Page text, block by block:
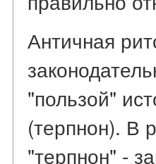
Античная
"пользой"
(терпнон). В
"терпнон" -